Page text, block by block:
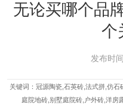
无论买哪个品
个
发布时
关键词：冠源陶瓷,石英砖,法式拼,仿
庭院地砖,别墅庭院砖,户外砖,洋房